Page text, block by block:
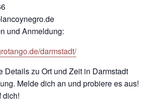
und Anmeldung:
darmstadt/
Details zu Ort und Zeit in Darmstadt
Melde dich an und probiere es aus!
dich!